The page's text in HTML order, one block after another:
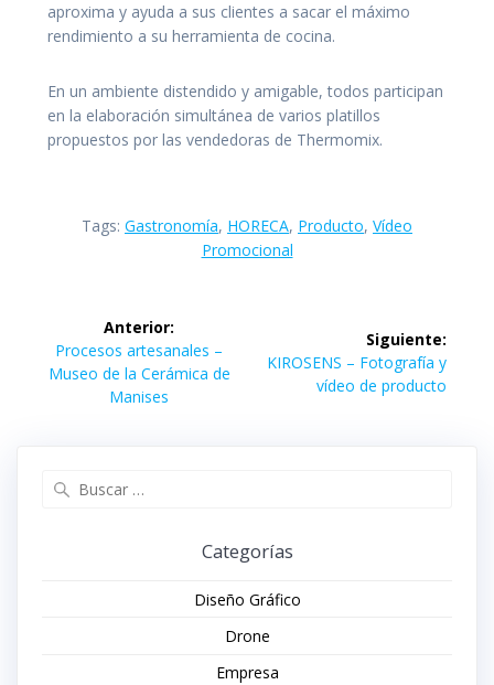
aproxima y ayuda a sus clientes a sacar el máximo
rendimiento a su herramienta de cocina.
En un ambiente distendido y amigable, todos participan
en la elaboración simultánea de varios platillos
propuestos por las vendedoras de Thermomix.
Tags: Gastronomía, HORECA, Producto, Vídeo
Promocional
Navegación
de
entradas
Anterior:
Entrada
anterior:
Procesos artesanales –
Museo de la Cerámica de
Manises
Siguiente:
Siguiente
entrada:
KIROSENS – Fotografía y
vídeo de producto
Categorías
Diseño Gráfico
Drone
Empresa